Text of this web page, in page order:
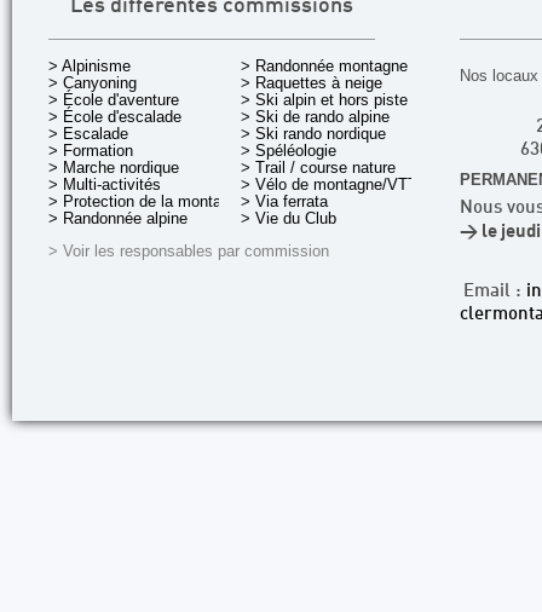
Les différentes commissions
> Alpinisme
> Canyoning
> École d'aventure
> École d'escalade
> Escalade
> Formation
> Marche nordique
> Multi-activités
> Protection de la montagne
> Randonnée alpine
> Randonnée montagne
> Raquettes à neige
> Ski alpin et hors piste
> Ski de rando alpine
> Ski rando nordique
> Spéléologie
> Trail / course nature
> Vélo de montagne/VTT
> Via ferrata
> Vie du Club
> Voir les responsables par commission
Nos
Nous
> le jeudi
Email :